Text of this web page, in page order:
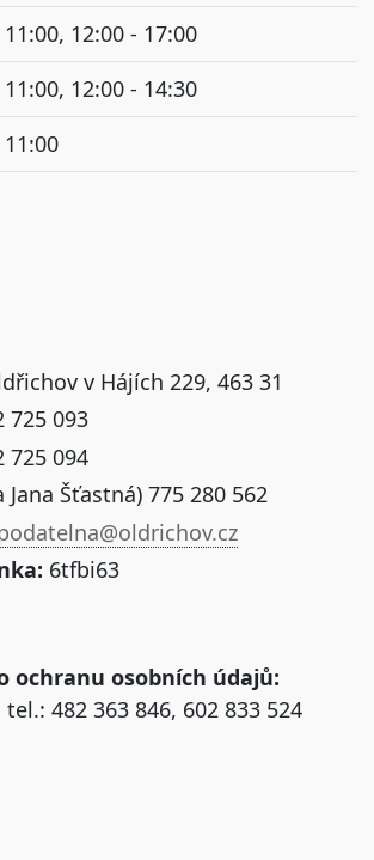
12:00 - 17:00
12:00 - 14:30
v Hájích 229, 463 31
725 093
725 094
Šťastná) 775 280 562
6tfbi63
ochranu osobních údajů:
482 363 846, 602 833 524